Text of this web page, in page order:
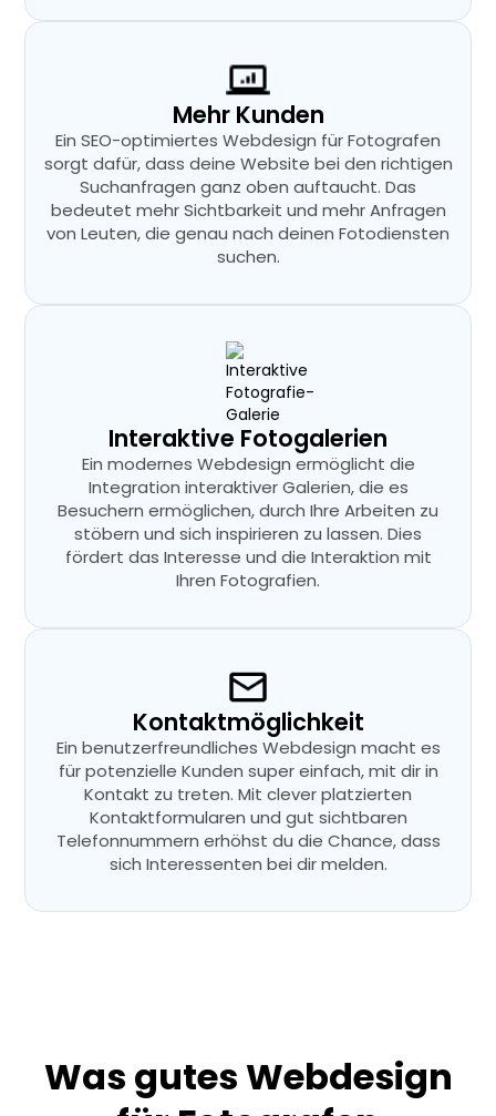
Mehr Kunden
Ein SEO-optimiertes Webdesign für Fotografen
sorgt dafür, dass deine Website bei den richtigen
Suchanfragen ganz oben auftaucht. Das
bedeutet mehr Sichtbarkeit und mehr Anfragen
von Leuten, die genau nach deinen Fotodiensten
suchen.
Interaktive Fotogalerien
Ein modernes Webdesign ermöglicht die
Integration interaktiver Galerien, die es
Besuchern ermöglichen, durch Ihre Arbeiten zu
stöbern und sich inspirieren zu lassen. Dies
fördert das Interesse und die Interaktion mit
Ihren Fotografien.
Kontaktmöglichkeit
Ein benutzerfreundliches Webdesign macht es
für potenzielle Kunden super einfach, mit dir in
Kontakt zu treten. Mit clever platzierten
Kontaktformularen und gut sichtbaren
Telefonnummern erhöhst du die Chance, dass
sich Interessenten bei dir melden.
Was gutes Webdesign